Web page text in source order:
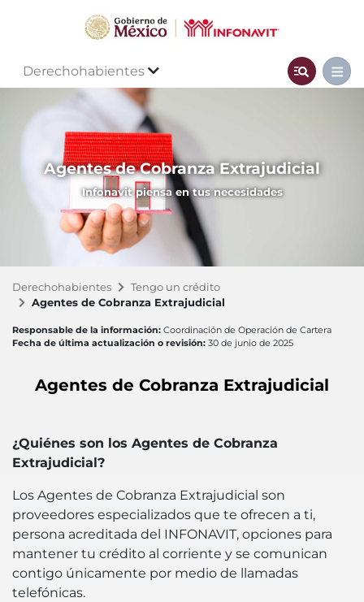
Derechohabientes
Agentes de Cobranza Extrajudicial
Infonavit piensa en tus necesidades
Derechohabientes
Tengo un crédito
Agentes de Cobranza Extrajudicial
Responsable de la información: Coordinación de Operación de Cartera
Fecha de última actualización o revisión: 30 de junio de 2025
Agentes de Cobranza Extrajudicial
¿Quiénes son los Agentes de Cobranza
Extrajudicial?
Los Agentes de Cobranza Extrajudicial son
proveedores especializados que te ofrecen a ti,
persona acreditada del INFONAVIT, opciones para
mantener tu crédito al corriente y se comunican
contigo únicamente por medio de llamadas
telefónicas.